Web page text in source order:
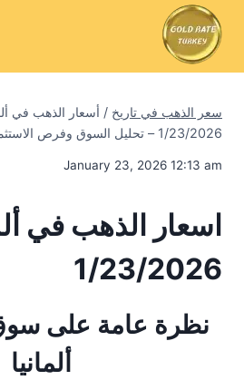
سعر الذهب في تاريخ / أسعار الذهب في
1/23/2026 – تحليل السوق وفرص الاستثمار
January 23, 2026 12:13 am
اسعار الذهب في
1/23/2026
نظرة عامة على
ألمانيا